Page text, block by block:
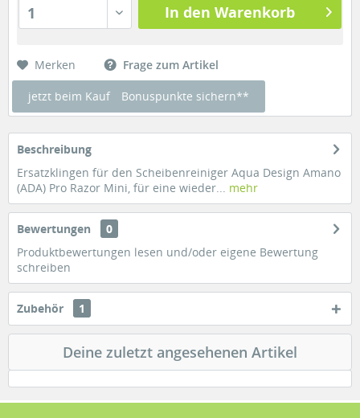
1 In den Warenkorb
Merken Frage zum Artikel
jetzt beim Kauf Bonuspunkte sichern**
Beschreibung
Ersatzklingen für den Scheibenreiniger Aqua Design Amano
(ADA) Pro Razor Mini, für eine wieder... mehr
Bewertungen
0
Produktbewertungen lesen und/oder eigene Bewertung
schreiben
Zubehör 1
Deine zuletzt angesehenen Artikel